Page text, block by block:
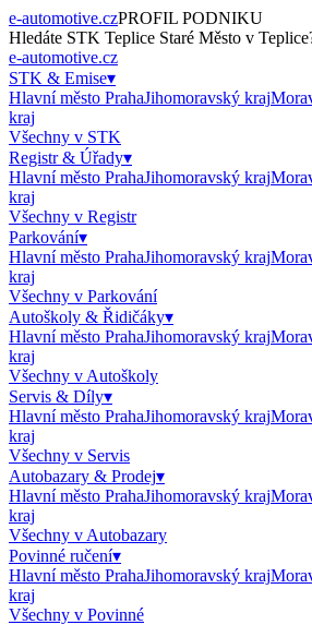
e-automotive.czPROFIL PODNIKU
Hledáte STK Teplice Staré Město v Teplice
e-automotive.cz
STK & Emise▾
Hlavní město PrahaJihomoravský kraj
kraj
Všechny v STK
Registr & Úřady▾
Hlavní město PrahaJihomoravský kraj
kraj
Všechny v Registr
Parkování▾
Hlavní město PrahaJihomoravský kraj
kraj
Všechny v Parkování
Autoškoly & Řidičáky▾
Hlavní město PrahaJihomoravský kraj
kraj
Všechny v Autoškoly
Servis & Díly▾
Hlavní město PrahaJihomoravský kraj
kraj
Všechny v Servis
Autobazary & Prodej▾
Hlavní město PrahaJihomoravský kraj
kraj
Všechny v Autobazary
Povinné ručení▾
Hlavní město PrahaJihomoravský kraj
kraj
Všechny v Povinné